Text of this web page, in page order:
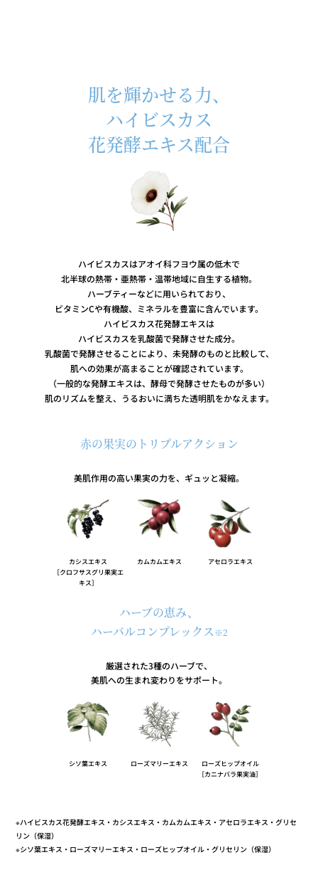
肌を輝かせる力、
ハイビスカス
花発酵エキス配合
ハイビスカスはアオイ科フヨウ属の低木で
北半球の熱帯・亜熱帯・温帯地域に自生する植物。
ハーブティーなどに用いられており、
ビタミンCや有機酸、ミネラルを豊富に含んでいます。
ハイビスカス花発酵エキスは
ハイビスカスを乳酸菌で発酵させた成分。
乳酸菌で発酵させることにより、未発酵のものと比較して、
肌への効果が高まることが確認されています。
（一般的な発酵エキスは、酵母で発酵させたものが多い）
肌のリズムを整え、うるおいに満ちた透明肌をかなえます。
赤の果実のトリプルアクション
美肌作用の高い果実の力を、ギュッと凝縮。
カシスエキス
［クロフサスグリ果実エ
キス］
カムカムエキス アセロラエキス
ハーブの恵み、
ハーバルコンプレックス※2
厳選された3種のハーブで、
美肌への生まれ変わりをサポート。
シソ葉エキス ローズマリーエキス
ローズヒップオイル
［カニナバラ果実油］
※ハイビスカス花発酵エキス・カシスエキス・カムカムエキス・アセロラエキス・グリセ
リン（保湿）
※シソ葉エキス・ローズマリーエキス・ローズヒップオイル・グリセリン（保湿）